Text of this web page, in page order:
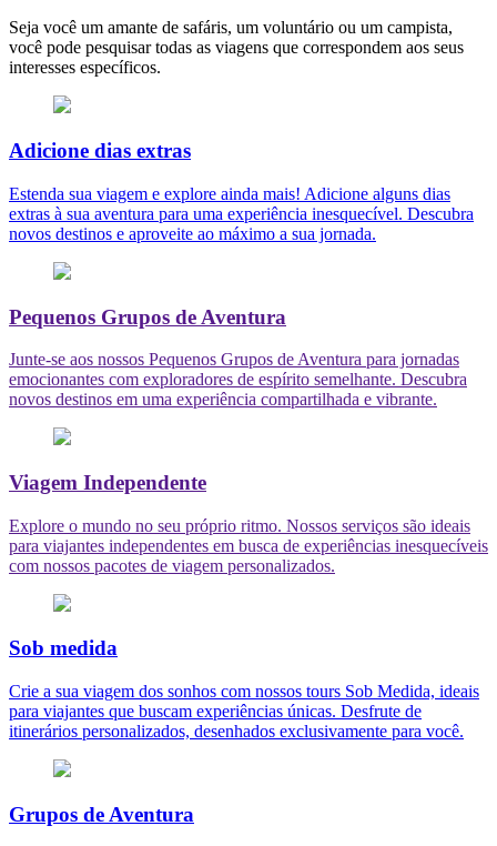
Seja você um amante de safáris, um voluntário ou um campista,
você pode pesquisar todas as viagens que correspondem aos seus
interesses específicos.
Adicione dias extras
Estenda sua viagem e explore ainda mais! Adicione alguns dias
extras à sua aventura para uma experiência inesquecível. Descubra
novos destinos e aproveite ao máximo a sua jornada.
Pequenos Grupos de Aventura
Junte-se aos nossos Pequenos Grupos de Aventura para jornadas
emocionantes com exploradores de espírito semelhante. Descubra
novos destinos em uma experiência compartilhada e vibrante.
Viagem Independente
Explore o mundo no seu próprio ritmo. Nossos serviços são ideais
para viajantes independentes em busca de experiências inesquecíveis
com nossos pacotes de viagem personalizados.
Sob medida
Crie a sua viagem dos sonhos com nossos tours Sob Medida, ideais
para viajantes que buscam experiências únicas. Desfrute de
itinerários personalizados, desenhados exclusivamente para você.
Grupos de Aventura